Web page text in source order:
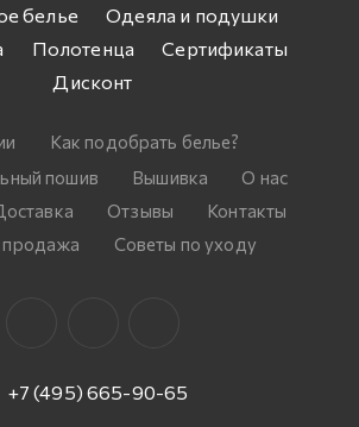
белье
Одеяла и подушки
Полотенца
Сертификаты
Дисконт
Как подобрать белье?
пошив
Вышивка
О нас
Отзывы
Контакты
продажа
Советы по уходу
+7 (495) 665-90-65